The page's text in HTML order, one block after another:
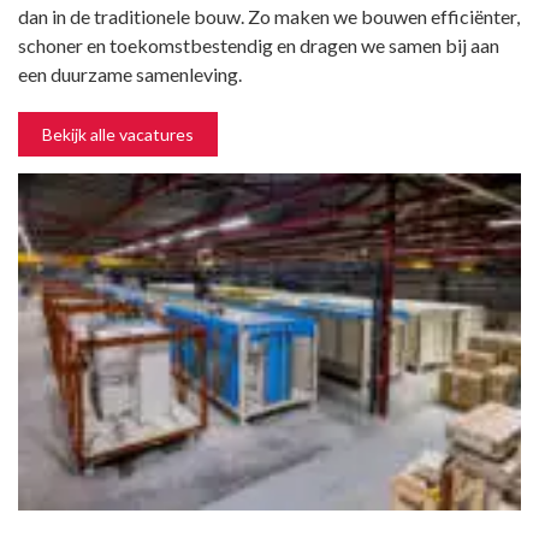
dan in de traditionele bouw. Zo maken we bouwen efficiënter,
schoner en toekomstbestendig en dragen we samen bij aan
een duurzame samenleving.
Bekijk alle vacatures